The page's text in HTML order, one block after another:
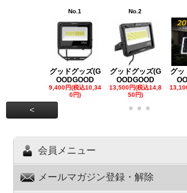
No.1
グッドグッズ(G
OODGOOD
9,400円(税込10,34
0円)
No.2
グッドグッズ(G
OODGOOD
13,500円(税込14,8
50円)
グッ
<
会員メニュー
メールマガジン登録・解除